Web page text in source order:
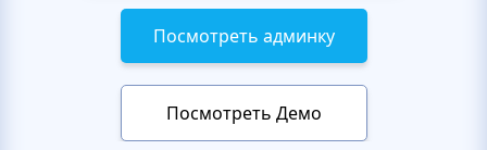
Посмотреть админку
Посмотреть Демо